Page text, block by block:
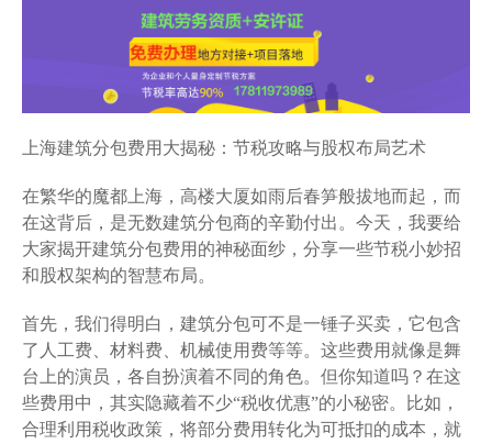
上海建筑分包费用大揭秘：节税攻略与股权布局艺术
在繁华的魔都上海，高楼大厦如雨后春笋般拔地而起，而
在这背后，是无数建筑分包商的辛勤付出。今天，我要给
大家揭开建筑分包费用的神秘面纱，分享一些节税小妙招
和股权架构的智慧布局。
首先，我们得明白，建筑分包可不是一锤子买卖，它包含
了人工费、材料费、机械使用费等等。这些费用就像是舞
台上的演员，各自扮演着不同的角色。但你知道吗？在这
些费用中，其实隐藏着不少“税收优惠”的小秘密。比如，
合理利用税收政策，将部分费用转化为可抵扣的成本，就